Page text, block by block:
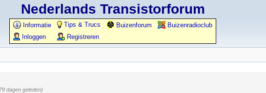
Nederlands Transistorforum
Informatie Tips & Trucs Buizenforum
Buizenradioclub
Inloggen
Registreren
dagen geleden)